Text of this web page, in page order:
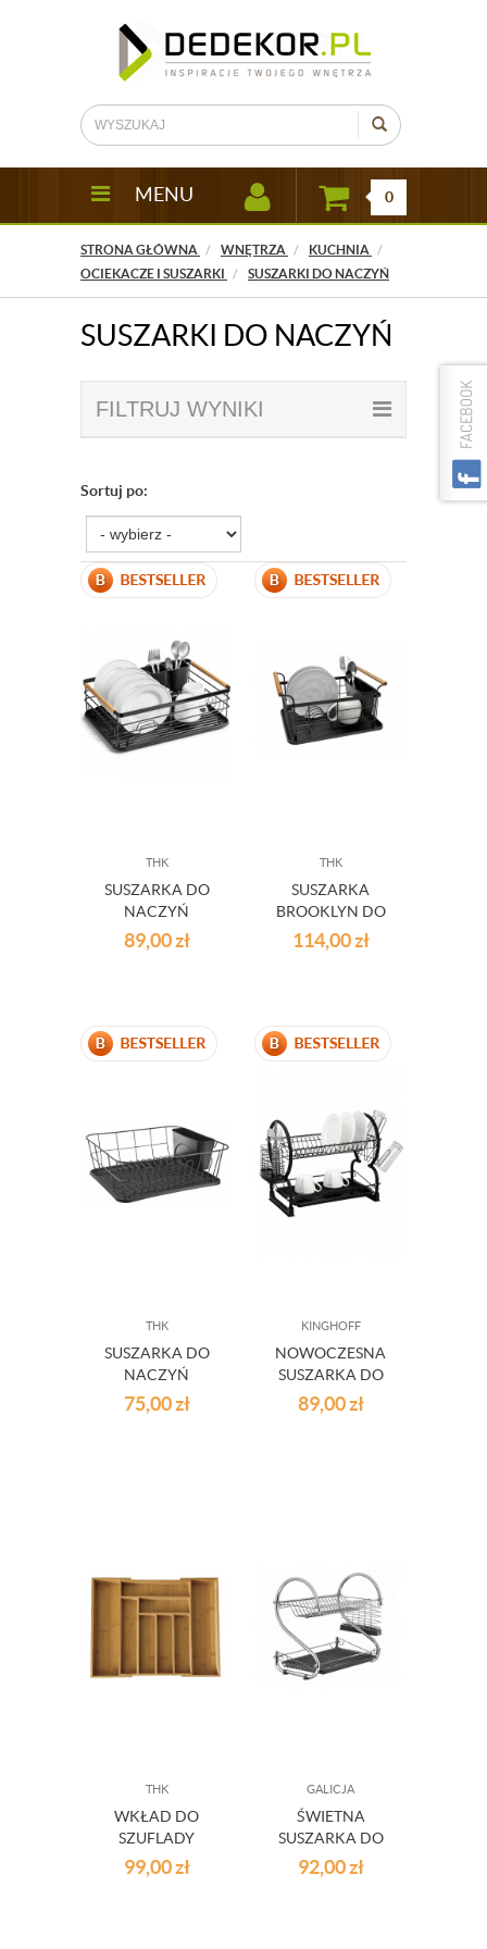
MENU 0
STRONA GŁÓWNA WNĘTRZA
KUCHNIA
OCIEKACZE I SUSZARKI
SUSZARKI DO NACZYŃ
SUSZARKI DO NACZYŃ
FILTRUJ WYNIKI
Sortuj po:
THK
SUSZARKA DO
NACZYŃ
CZARNA
89,00zł
THK
SUSZARKA
BROOKLYN DO
NACZYŃ
OCIEKACZ
114,00zł
THK
SUSZARKA DO
NACZYŃ
OCIEKACZ
CZARNA
75,00zł
KINGHOFF
NOWOCZESNA
SUSZARKA DO
NACZYŃ
CZARNA
89,00zł
THK
WKŁAD DO
SZUFLADY
BAMBUSOWY
99,00zł
GALICJA
ŚWIETNA
SUSZARKA DO
NACZYŃ ELLA
92,00zł